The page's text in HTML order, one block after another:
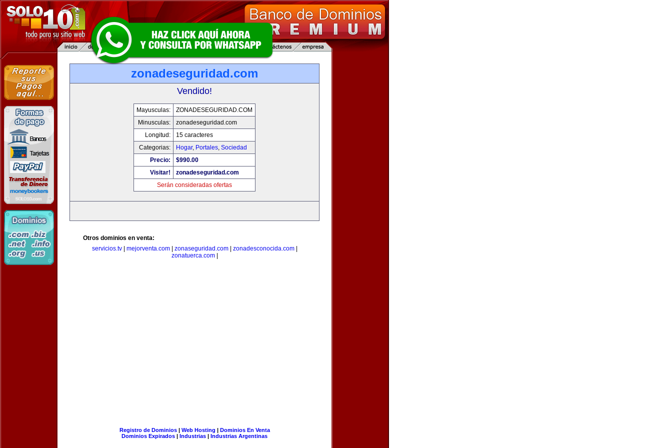
zonadeseguridad.com
Vendido!
Mayusculas:
ZONADESEGURIDAD.COM
Minusculas:
zonadeseguridad.com
Longitud:
15 caracteres
Categorias:
Hogar, Portales, Sociedad
Precio:
$990.00
Visitar!
zonadeseguridad.com
Serán consideradas ofertas
Otros dominios en venta:
servicios.tv| mejorventa.com| zonaseguridad.com| zonadesconocida.com|
zonatuerca.com|
Registro de Dominios| Web Hosting | Dominios En Venta
Dominios Expirados | Industrias | Industrias Argentinas